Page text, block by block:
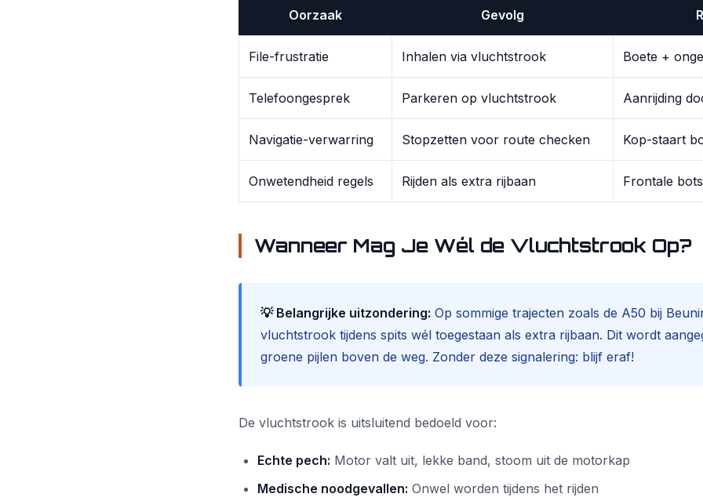
Oorzaak Gevolg
File-frustratie Inhalen via vluchtstrook Boete +
Telefoongesprek Parkeren op vluchtstrook Aanrijding
Navigatie-verwarring Stopzetten voor route checken Kop-staart
Onwetendheid regels Rijden als extra rijbaan Frontale
Wanneer Mag Je Wél de Vluchtstrook Op?
💡 Belangrijke uitzondering: Op sommige trajecten zoals de A50 bij
vluchtstrook tijdens spits wél toegestaan als extra rijbaan. Dit wordt
groene pijlen boven de weg. Zonder deze signalering: blijf eraf!
De vluchtstrook is uitsluitend bedoeld voor:
Echte pech: Motor valt uit, lekke band, stoom uit de motorkap
Medische noodgevallen: Onwel worden tijdens het rijden